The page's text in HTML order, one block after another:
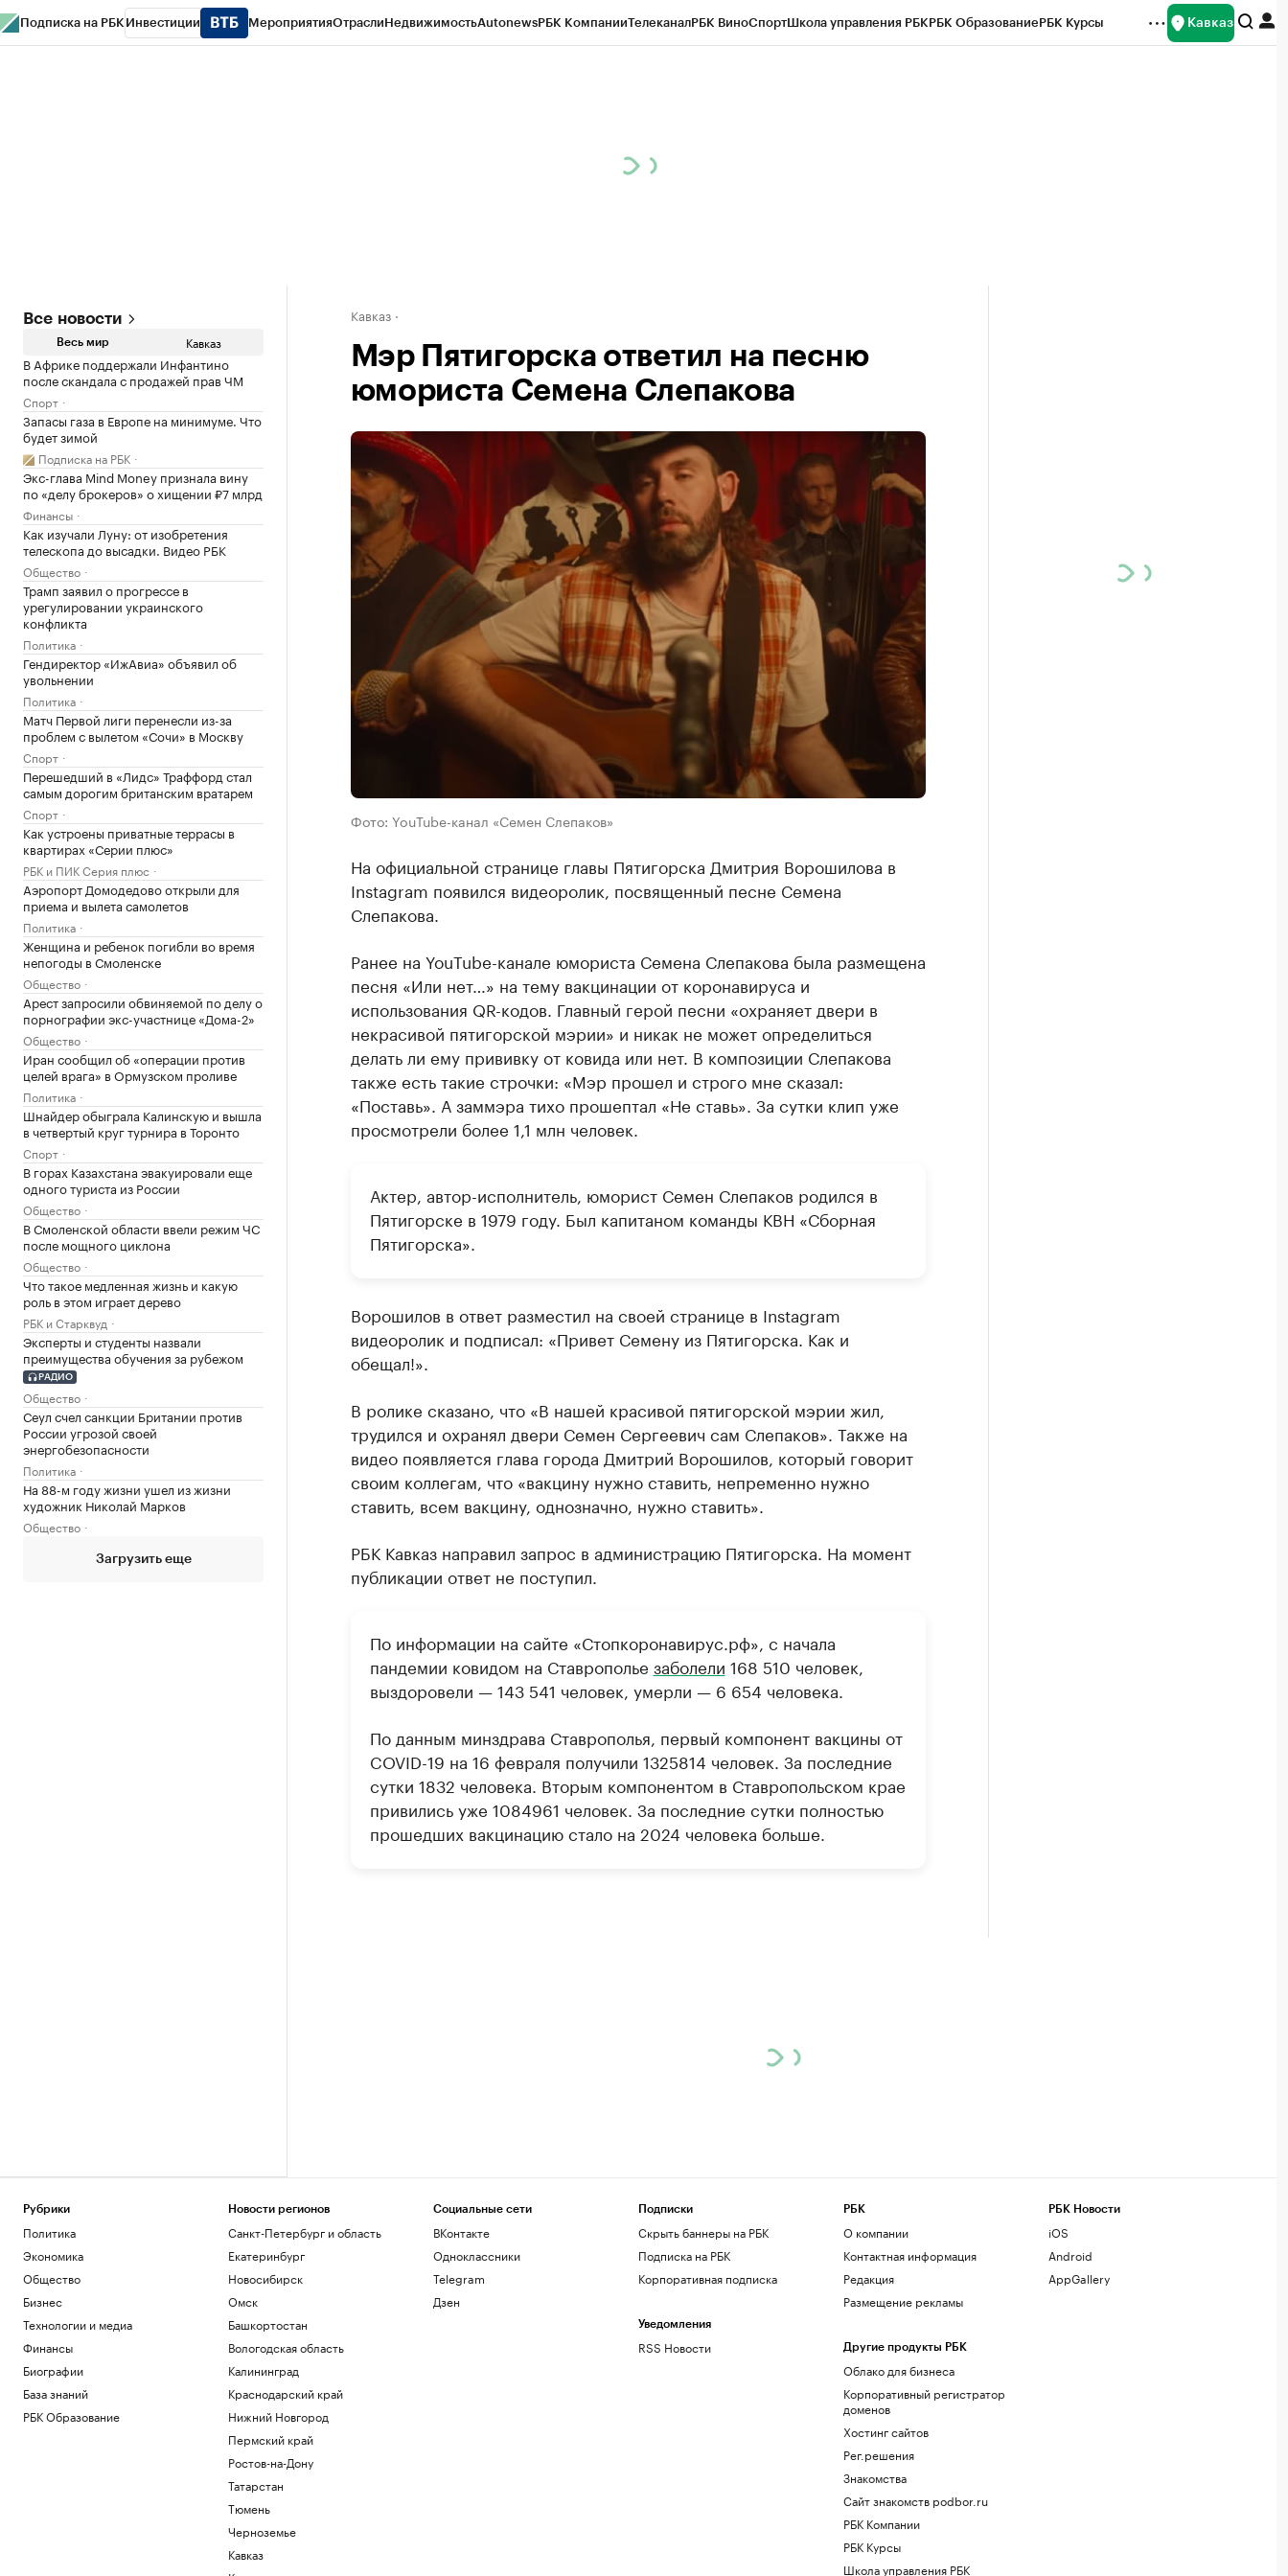
Подписка на РБК Инвестиции МероприятияОтраслиНедвижимостьAutonewsРБК КомпанииТелеканалРБК ВиноСпортШкола управления РБКРБК ОбразованиеРБК Курсы Кавказ
Все новости
Весь мир Кавказ
В Африке поддержали Инфантино
после скандала с продажей прав ЧМ
Спорт
Запасы газа в Европе на минимуме. Что
будет зимой
Подписка на РБК
Экс-глава Mind Money признала вину
по «делу брокеров» о хищении ₽7 млрд
Финансы
Как изучали Луну: от изобретения
телескопа до высадки. Видео РБК
Общество
Трамп заявил о прогрессе в
урегулировании украинского
конфликта
Политика
Гендиректор «ИжАвиа» объявил об
увольнении
Политика
Матч Первой лиги перенесли из-за
проблем с вылетом «Сочи» в Москву
Спорт
Перешедший в «Лидс» Траффорд стал
самым дорогим британским вратарем
Спорт
Как устроены приватные террасы в
квартирах «Серии плюс»
РБК и ПИК Серия плюс
Аэропорт Домодедово открыли для
приема и вылета самолетов
Политика
Женщина и ребенок погибли во время
непогоды в Смоленске
Общество
Арест запросили обвиняемой по делу о
порнографии экс-участнице «Дома-2»
Общество
Иран сообщил об «операции против
целей врага» в Ормузском проливе
Политика
Шнайдер обыграла Калинскую и вышла
в четвертый круг турнира в Торонто
Спорт
В горах Казахстана эвакуировали еще
одного туриста из России
Общество
В Смоленской области ввели режим ЧС
после мощного циклона
Общество
Что такое медленная жизнь и какую
роль в этом играет дерево
РБК и Старквуд
Эксперты и студенты назвали
преимущества обучения за рубежом
РАДИО
Общество
Сеул счел санкции Британии против
России угрозой своей
энергобезопасности
Политика
На 88-м году жизни ушел из жизни
художник Николай Марков
Общество
Загрузить еще
Кавказ
Мэр Пятигорска ответил на песню
юмориста Семена Слепакова
Фото: YouTube-канал «Семен Слепаков»
На официальной странице главы Пятигорска Дмитрия Ворошилова в
Instagram появился видеоролик, посвященный песне Семена
Слепакова.
Ранее на YouTube-канале юмориста Семена Слепакова была размещена
песня «Или нет…» на тему вакцинации от коронавируса и
использования QR-кодов. Главный герой песни «охраняет двери в
некрасивой пятигорской мэрии» и никак не может определиться
делать ли ему прививку от ковида или нет. В композиции Слепакова
также есть такие строчки: «Мэр прошел и строго мне сказал:
«Поставь». А заммэра тихо прошептал «Не ставь». За сутки клип уже
просмотрели более 1,1 млн человек.
Актер, автор-исполнитель, юморист Семен Слепаков родился в
Пятигорске в 1979 году. Был капитаном команды КВН «Сборная
Пятигорска».
Ворошилов в ответ разместил на своей странице в Instagram
видеоролик и подписал: «Привет Семену из Пятигорска. Как и
обещал!».
В ролике сказано, что «В нашей красивой пятигорской мэрии жил,
трудился и охранял двери Семен Сергеевич сам Слепаков». Также на
видео появляется глава города Дмитрий Ворошилов, который говорит
своим коллегам, что «вакцину нужно ставить, непременно нужно
ставить, всем вакцину, однозначно, нужно ставить».
РБК Кавказ направил запрос в администрацию Пятигорска. На момент
публикации ответ не поступил.
По информации на сайте «Стопкоронавирус.рф», с начала
пандемии ковидом на Ставрополье заболели 168 510 человек,
выздоровели — 143 541 человек, умерли — 6 654 человека.
По данным минздрава Ставрополья, первый компонент вакцины от
COVID-19 на 16 февраля получили 1325814 человек. За последние
сутки 1832 человека. Вторым компонентом в Ставропольском крае
привились уже 1084961 человек. За последние сутки полностью
прошедших вакцинацию стало на 2024 человека больше.
Рубрики
Политика
Экономика
Общество
Бизнес
Технологии и медиа
Финансы
Биографии
База знаний
РБК Образование
Новости регионов
Санкт-Петербург и область
Екатеринбург
Новосибирск
Омск
Башкортостан
Вологодская область
Калининград
Краснодарский край
Нижний Новгород
Пермский край
Ростов-на-Дону
Татарстан
Тюмень
Черноземье
Кавказ
Социальные сети
ВКонтакте
Одноклассники
Telegram
Дзен
Подписки
Скрыть баннеры на РБК
Подписка на РБК
Корпоративная подписка
Уведомления
RSS Новости
РБК
О компании
Контактная информация
Редакция
Размещение рекламы
Другие продукты РБК
Облако для бизнеса
Корпоративный регистратор
доменов
Хостинг сайтов
Рег.решения
Знакомства
Сайт знакомств podbor.ru
РБК Компании
РБК Курсы
Школа управления РБК
РБК Новости
iOS
Android
AppGallery